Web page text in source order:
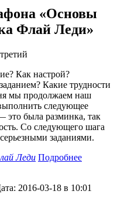
«Основы
Флай Леди»
Как настрой?
Какие трудности
мы продолжаем наш
следующее
это была разминка, так
Со следующего шага
заданиями.
Леди Подробнее
2016-03-18 в 10:01